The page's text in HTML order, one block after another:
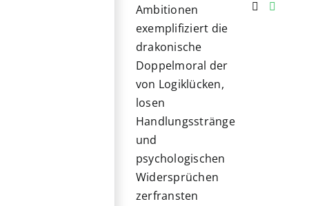
Ambitionen
exemplifiziert die
drakonische
Doppelmoral der
von Logiklücken,
losen
Handlungsstränge
und
psychologischen
Widersprüchen
zerfransten